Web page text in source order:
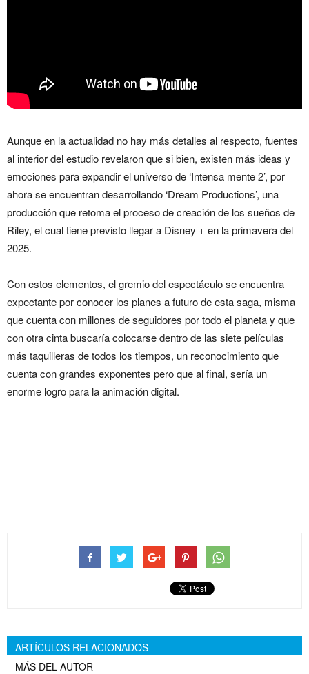
Aunque en la actualidad no hay más detalles al respecto, fuentes
al interior del estudio revelaron que si bien, existen más ideas y
emociones para expandir el universo de ‘Intensa mente 2’, por
ahora se encuentran desarrollando ‘Dream Productions’, una
producción que retoma el proceso de creación de los sueños de
Riley, el cual tiene previsto llegar a Disney + en la primavera del
2025.
Con estos elementos, el gremio del espectáculo se encuentra
expectante por conocer los planes a futuro de esta saga, misma
que cuenta con millones de seguidores por todo el planeta y que
con otra cinta buscaría colocarse dentro de las siete películas
más taquilleras de todos los tiempos, un reconocimiento que
cuenta con grandes exponentes pero que al final, sería un
enorme logro para la animación digital.
ARTÍCULOS RELACIONADOS
MÁS DEL AUTOR